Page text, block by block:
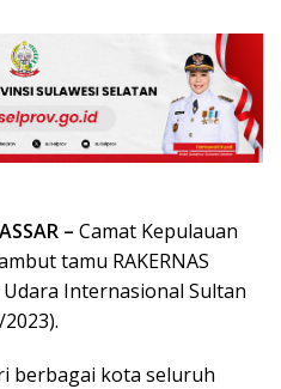
– Camat Kepulauan
tamu RAKERNAS
Udara Internasional Sultan
berbagai kota seluruh